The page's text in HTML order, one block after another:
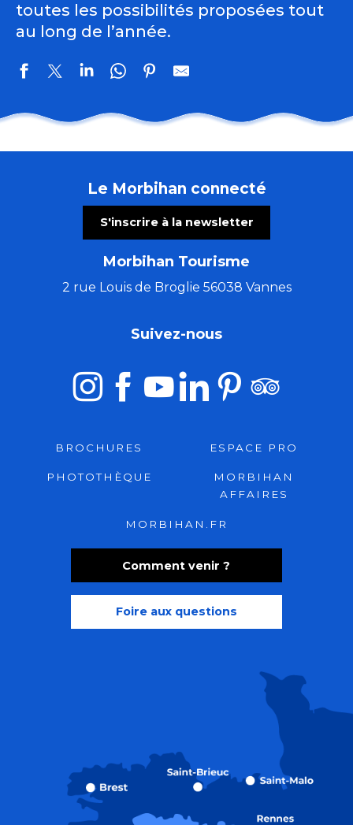
toutes les possibilités proposées tout
au long de l’année.
Spectacles Sérenchantement
Ateliers : Voyage autour du lin
2e rallye du Centre-Bretagne
Pardon de Saint-Guénolé
Concert "A remonte dans le temps"
Le Morbihan connecté
S'inscrire à la newsletter
Morbihan Tourisme
2 rue Louis de Broglie 56038 Vannes
Comment venir ?
Foire aux questions
Suivez-nous
BROCHURES ESPACE PRO
PHOTOTHÈQUE
MORBIHAN
AFFAIRES
MORBIHAN.FR